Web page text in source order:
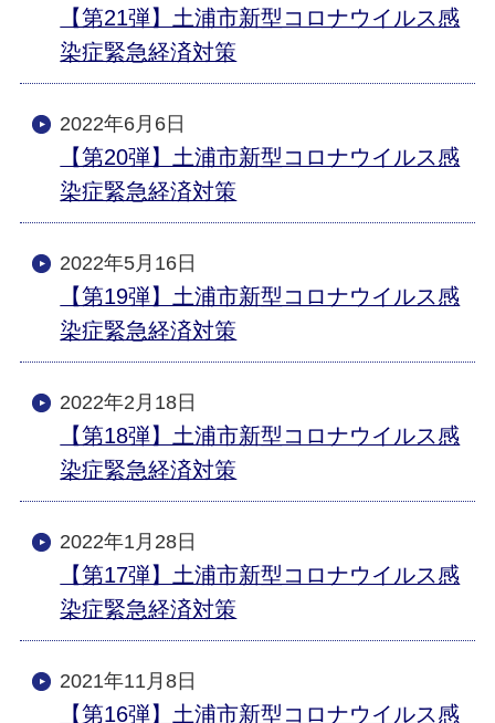
【第21弾】土浦市新型コロナウイルス感
染症緊急経済対策
2022年6月6日
【第20弾】土浦市新型コロナウイルス感
染症緊急経済対策
2022年5月16日
【第19弾】土浦市新型コロナウイルス感
染症緊急経済対策
2022年2月18日
【第18弾】土浦市新型コロナウイルス感
染症緊急経済対策
2022年1月28日
【第17弾】土浦市新型コロナウイルス感
染症緊急経済対策
2021年11月8日
【第16弾】土浦市新型コロナウイルス感